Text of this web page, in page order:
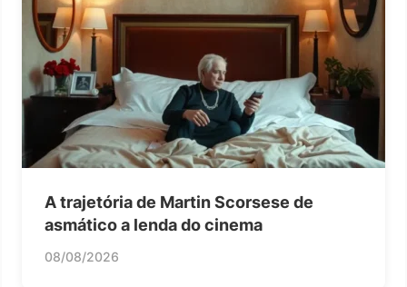
A trajetória de Martin Scorsese de
asmático a lenda do cinema
08/08/2026